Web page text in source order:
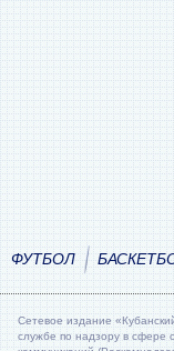
ФУТБОЛ
Сетевое издание
службе по надзору в сфере